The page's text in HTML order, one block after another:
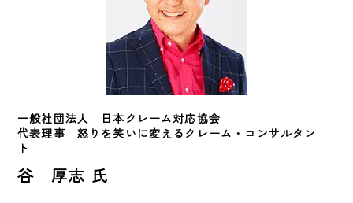
一般社団法人　日本クレーム対応協会
代表理事　怒りを笑いに変えるクレーム・コンサルタン
ト
谷 厚志 氏